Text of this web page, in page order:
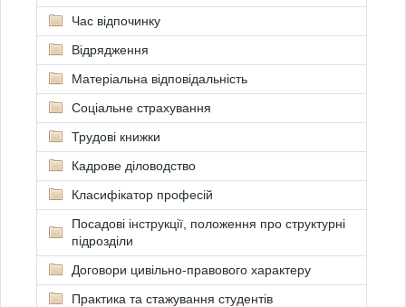
Час відпочинку
Відрядження
Матеріальна відповідальність
Соціальне страхування
Трудові книжки
Кадрове діловодство
Класифікатор професій
Посадові інструкції, положення про структурні
підрозділи
Договори цивільно-правового характеру
Практика та стажування студентів